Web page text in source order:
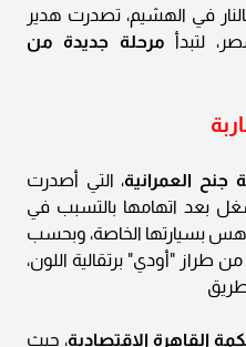
في الهشيم، تصدرت هدير
لتبدأ مرحلة جديدة من
جنح العمرانية، التي أصدرت
بعد اتهامها بالتسبب في
بسيارتها الخاصة، وبحسب
طراز "أودي" برتقالية اللون،
القاهرة الاقتصادية، حيث